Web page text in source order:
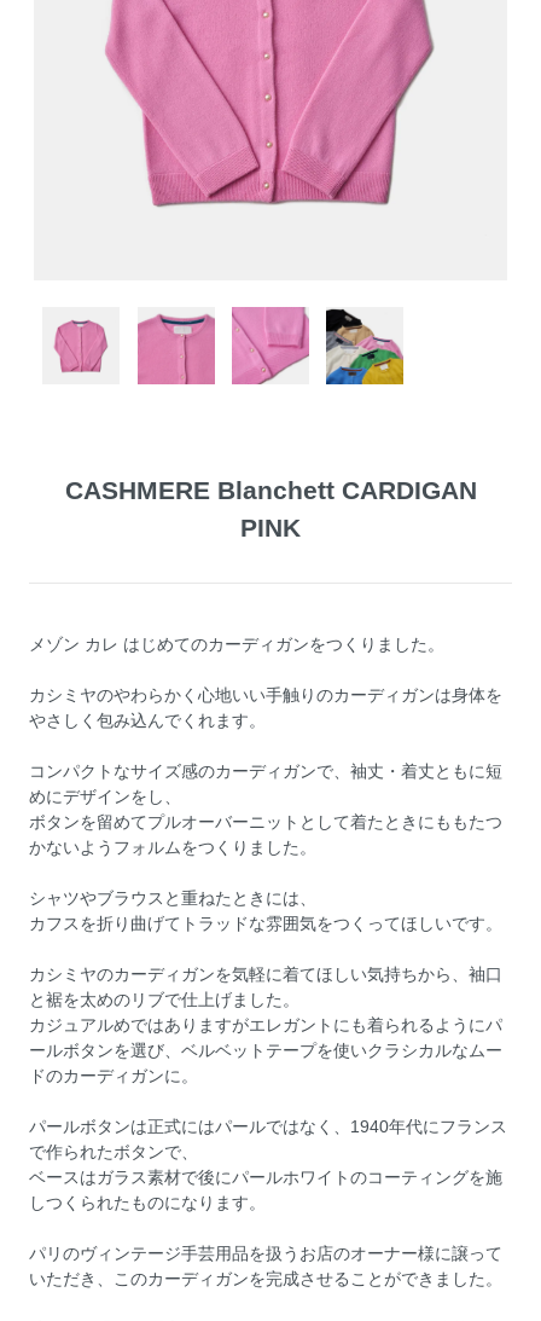
CASHMERE Blanchett CARDIGAN
PINK
メゾン カレ はじめてのカーディガンをつくりました。
カシミヤのやわらかく心地いい手触りのカーディガンは身体を
やさしく包み込んでくれます。
コンパクトなサイズ感のカーディガンで、袖丈・着丈ともに短
めにデザインをし、
ボタンを留めてプルオーバーニットとして着たときにももたつ
かないようフォルムをつくりました。
シャツやブラウスと重ねたときには、
カフスを折り曲げてトラッドな雰囲気をつくってほしいです。
カシミヤのカーディガンを気軽に着てほしい気持ちから、袖口
と裾を太めのリブで仕上げました。
カジュアルめではありますがエレガントにも着られるようにパ
ールボタンを選び、ベルベットテープを使いクラシカルなムー
ドのカーディガンに。
パールボタンは正式にはパールではなく、1940年代にフランス
で作られたボタンで、
ベースはガラス素材で後にパールホワイトのコーティングを施
しつくられたものになります。
パリのヴィンテージ手芸用品を扱うお店のオーナー様に譲って
いただき、このカーディガンを完成させることができました。